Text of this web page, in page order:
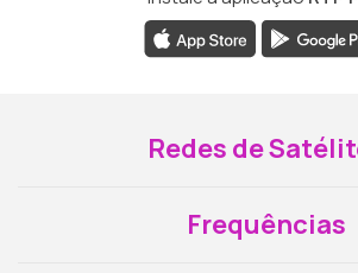
Redes de
Frequências